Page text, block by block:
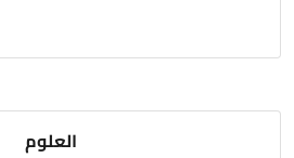
العلوم